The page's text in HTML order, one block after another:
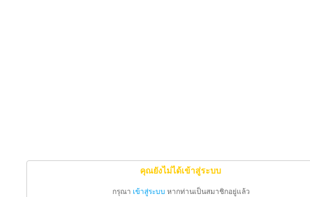
คุณยังไม่ได้เข้าสู่ระบบ
กรุณา เข้าสู่ระบบ หากท่านเป็นสมาชิกอยู่แล้ว